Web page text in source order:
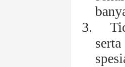
3.